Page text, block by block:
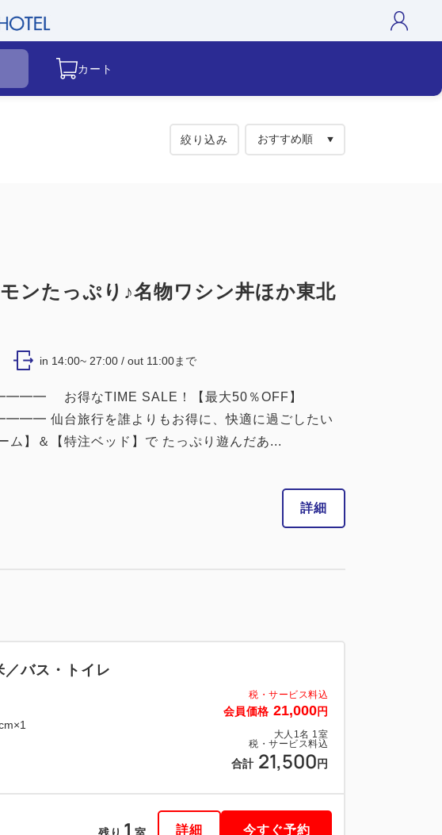
カート
絞り込み
ンたっぷり♪名物ワシン丼ほか東北
in 14:00~ 27:00 / out 11:00まで
なTIME SALE！【最大50％OFF】
旅行を誰よりもお得に、快適に過ごしたい
ム】＆【特注ベッド】で たっぷり遊んだあ...
詳細
税・サービス料込
会員価格 21,000円
大人 1名 1室
税・サービス料込
合計 21,500 円
バス・トイレ
詳細 今すぐ予約